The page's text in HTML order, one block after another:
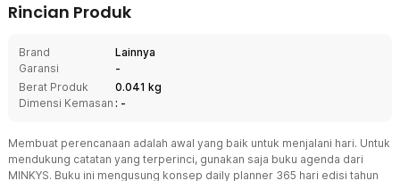
Rincian Produk
Brand
Lainnya
Garansi
-
Berat Produk
0.041 kg
Dimensi Kemasan : -
Membuat perencanaan adalah awal yang baik untuk menjalani hari. Untuk
mendukung catatan yang terperinci, gunakan saja buku agenda dari
MINKYS. Buku ini mengusung konsep daily planner 365 hari edisi tahun